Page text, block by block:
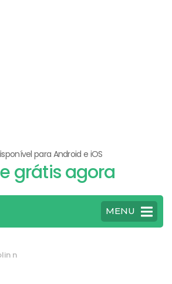
para Android e iOS
grátis agora
MENU
n